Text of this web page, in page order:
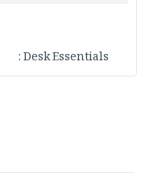
Desk Essentials :